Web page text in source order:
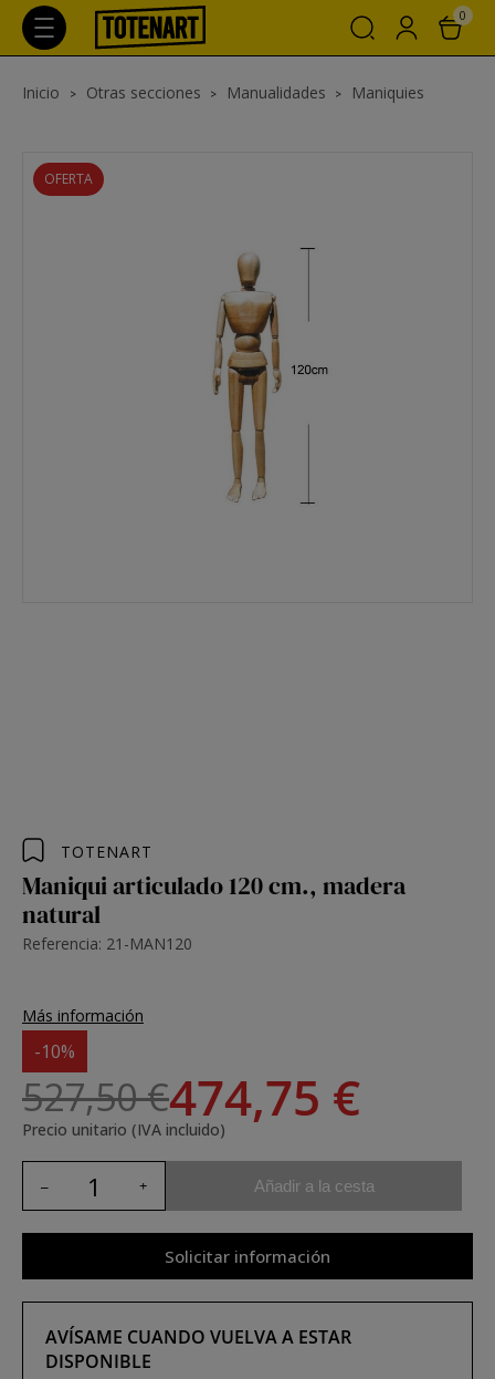
0
Inicio Otras secciones Manualidades Maniquies
OFERTA
TOTENART
Maniqui articulado 120 cm., madera
natural
Referencia: 21-MAN120
Más información
-10%
527,50 €474,75 €
Precio unitario (IVA incluido)
Añadir a la cesta
Solicitar información
AVÍSAME CUANDO VUELVA A ESTAR
DISPONIBLE